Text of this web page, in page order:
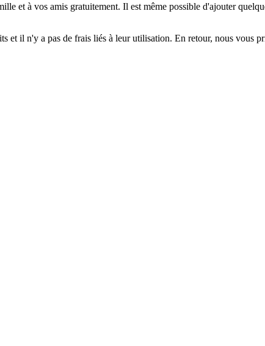
et à vos amis gratuitement. Il est même possible d'ajouter
et il n'y a pas de frais liés à leur utilisation. En retour, nous vous